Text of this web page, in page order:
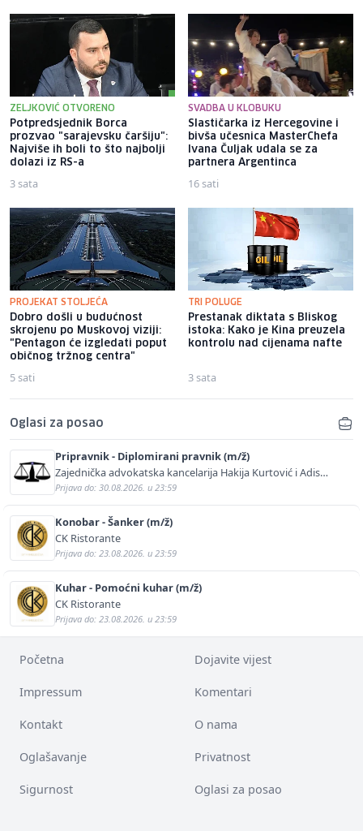
ZELJKOVIĆ OTVORENO
Potpredsjednik Borca
prozvao "sarajevsku čaršiju":
Najviše ih boli to što najbolji
dolazi iz RS-a
3 sata
SVADBA U KLOBUKU
Slastičarka iz Hercegovine i
bivša učesnica MasterChefa
Ivana Čuljak udala se za
partnera Argentinca
16 sati
PROJEKAT STOLJEĆA
Dobro došli u budućnost
skrojenu po Muskovoj viziji:
"Pentagon će izgledati poput
običnog tržnog centra"
5 sati
TRI POLUGE
Prestanak diktata s Bliskog
istoka: Kako je Kina preuzela
kontrolu nad cijenama nafte
3 sata
Oglasi za posao
Pripravnik - Diplomirani pravnik (m/ž)
Zajednička advokatska kancelarija Hakija Kurtović i Adis
Kurtović
Prijava do: 30.08.2026. u 23:59
Konobar - Šanker (m/ž)
CK Ristorante
Prijava do: 23.08.2026. u 23:59
Kuhar - Pomoćni kuhar (m/ž)
CK Ristorante
Prijava do: 23.08.2026. u 23:59
Početna Dojavite vijest
Impressum Komentari
Kontakt O nama
Oglašavanje Privatnost
Sigurnost Oglasi za posao